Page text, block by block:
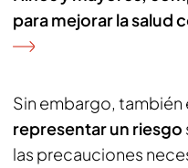
para mejorar la salud
Sin embargo, también
representar un riesgo
las precauciones